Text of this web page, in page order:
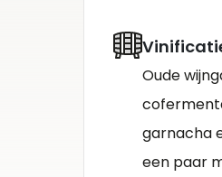
Oude
garnacha
een paar